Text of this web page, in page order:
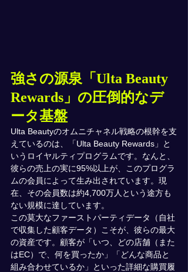
強さの源泉「Ulta Beauty
Rewards」の圧倒的なデ
ータ基盤
Ulta Beautyのオムニチャネル戦略の根幹を支
えているのは、「Ulta Beauty Rewards」と
いうロイヤルティプログラムです。なんと、
彼らの売上の実に95%以上が、このプログラ
ムの会員によって生み出されています。現
在、その会員数は約4,700万人という途方も
ない規模に達しています。
この莫大なファーストパーティデータ（自社
で収集した顧客データ）こそが、彼らの最大
の資産です。顧客が「いつ、どの店舗（また
はEC）で、何を買ったか」「どんな商品と
組み合わせているか」といった詳細な購買履